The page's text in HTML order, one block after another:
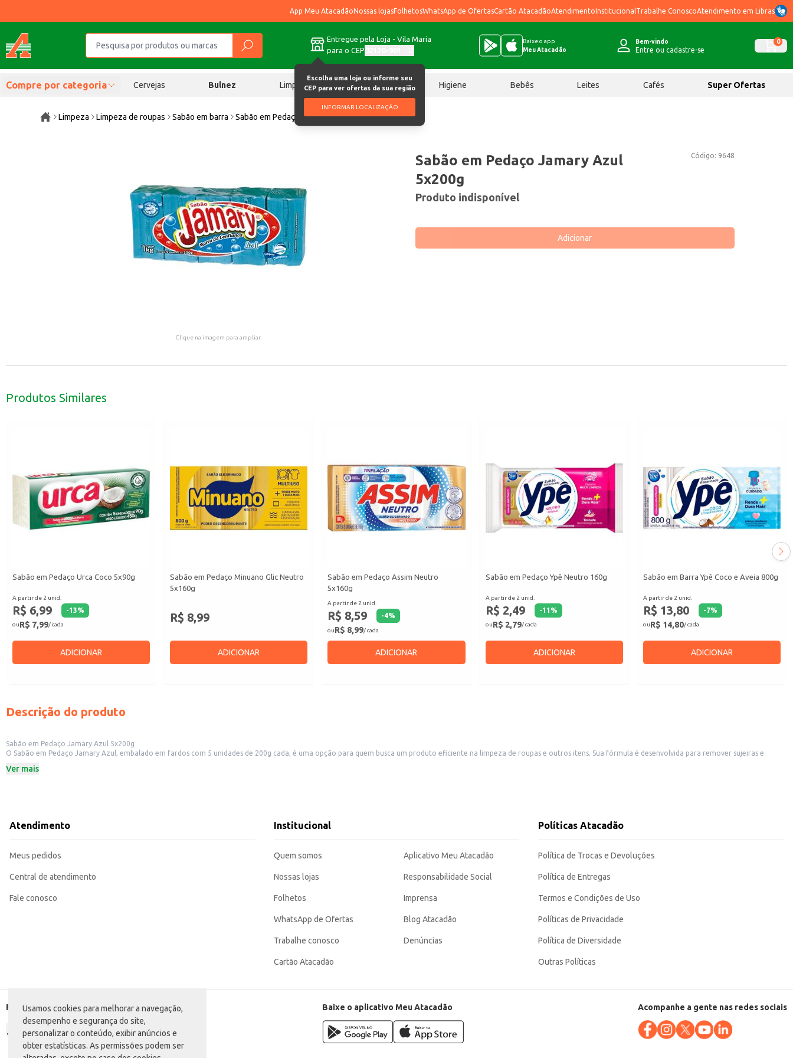
Usamos cookies para melhorar a navegação,
desempenho e segurança do site,
personalizar o conteúdo, exibir anúncios e
obter estatísticas. As permissões podem ser
App Meu AtacadãoNossas lojasFolhetosWhatsApp de OfertasCartão AtacadãoAtendimentoInstitucional Trabalhe ConoscoAtendimento em Libras
Entregue pela Loja - Vila Maria
para o CEP
Escolha uma loja ou informe seu
CEP para ver ofertas da sua região
INFORMAR LOCALIZAÇÃO
Baixe o app
Meu Atacadão
Bem-vindo
Entre ou cadastre-se
0
Compre por categoria Cervejas Bulnez Limpeza Chocolates Higiene Bebês Leites Cafés Super Ofertas
Limpeza Limpeza de roupas Sabão em barra Sabão em Pedaço Jamary Azul 5x200g
Clique na imagem para ampliar.
Código: 9648
Sabão em Pedaço Jamary Azul
5x200g
Produto indisponível
Adicionar
Produtos Similares
Sabão em Pedaço Urca Coco 5x90g
A partir de 2 unid.
R$ 6,99 -13%
ouR$ 7,99/ cada
ADICIONAR
Sabão em Pedaço Minuano Glic Neutro
5x160g
R$ 8,99
ADICIONAR
Sabão em Pedaço Assim Neutro
5x160g
A partir de 2 unid.
R$ 8,59 -4%
ouR$ 8,99/ cada
ADICIONAR
Sabão em Pedaço Ypê Neutro 160g
A partir de 2 unid.
R$ 2,49 -11 %
ouR$ 2,79/ cada
ADICIONAR
Sabão em Barra Ypê Coco e Aveia 800g
A partir de 2 unid.
R$ 13,80 -7%
ouR$ 14,80/ cada
ADICIONAR
Descrição do produto
Sabão em Pedaço Jamary Azul 5x200g
O Sabão em Pedaço Jamary Azul, embalado em fardos com 5 unidades de 200g cada, é uma opção para quem busca um produto eficiente na limpeza de roupas e outros itens. Sua fórmula é desenvolvida para remover sujeiras e
Ideal para:
Pode ser utilizado para lavar roupas à mão ou em máquinas de lavar.
Para limpeza de outras superfícies, dilua o sabão em água.
Ver mais
Atendimento
Meus pedidos
Central de atendimento
Fale conosco
Institucional
Quem somos
Nossas lojas
Folhetos
WhatsApp de Ofertas
Trabalhe conosco
Cartão Atacadão
Aplicativo Meu Atacadão
Responsabilidade Social
Imprensa
Blog Atacadão
Denúncias
Políticas Atacadão
Política de Trocas e Devoluções
Política de Entregas
Termos e Condições de Uso
Políticas de Privacidade
Política de Diversidade
Outras Políticas
Formas de pagamento Baixe o aplicativo Meu Atacadão Acompanhe a gente nas redes sociais